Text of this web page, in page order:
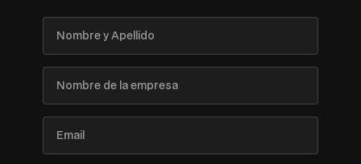
Nombre
Apellido
Nombre
la
empresa
Email